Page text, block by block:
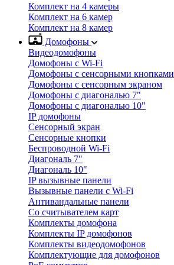
Комплект на 4 камеры
Комплект на 6 камер
Комплект на 8 камер
Домофоны
Видеодомофоны
Домофоны с Wi-Fi
Домофоны с сенсорными кнопками
Домофоны с сенсорным экраном
Домофоны с диагональю 7"
Домофоны с диагональю 10"
IP домофоны
Сенсорный экран
Сенсорные кнопки
Беспроводной Wi-Fi
Диагональ 7"
Диагональ 10"
IP вызывные панели
Вызывные панели с Wi-Fi
Антивандальные панели
Со считывателем карт
Комплекты домофона
Комплекты IP домофонов
Комплекты видеодомофонов
Комплектующие для домофонов